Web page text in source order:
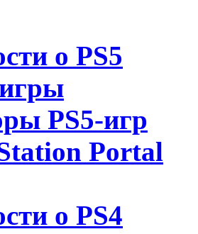
о PS5
PS5-игр
Portal
о PS4